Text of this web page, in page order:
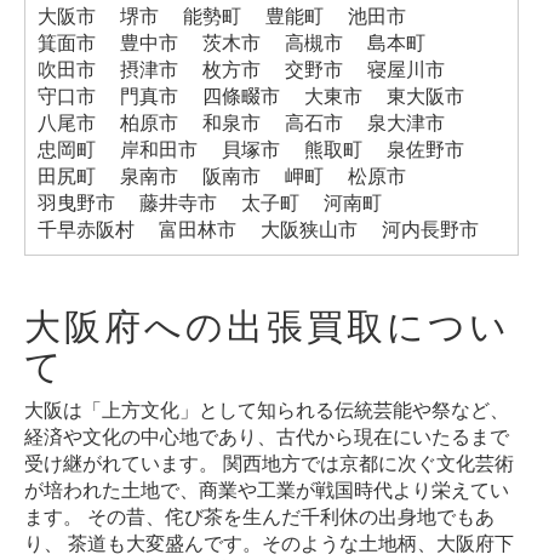
大阪市 堺市 能勢町 豊能町
池田市
箕面市
豊中市 茨木市 高槻市
島本町
吹田市
摂津市 枚方市 交野市
寝屋川市
守口市
門真市 四條畷市 大東市
東大阪市
八尾市
柏原市 和泉市 高石市
泉大津市
忠岡町
岸和田市 貝塚市 熊取町
泉佐野市
田尻町
泉南市 阪南市 岬町
松原市
羽曳野市
藤井寺市 太子町
河南町
千早赤阪村
富田林市 大阪狭山市 河内長野市
大阪府への出張買取につい
て
大阪は「上方文化」として知られる伝統芸能や祭など、
経済や文化の中心地であり、古代から現在にいたるまで
受け継がれています。 関西地方では京都に次ぐ文化芸術
が培われた土地で、商業や工業が戦国時代より栄えてい
ます。 その昔、侘び茶を生んだ千利休の出身地でもあ
り、 茶道も大変盛んです。そのような土地柄、大阪府下